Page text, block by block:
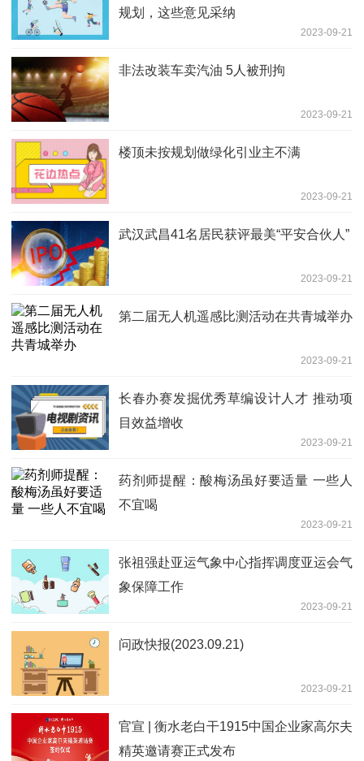
规划，这些意见采纳
2023-09-21
非法改装车卖汽油 5人被刑拘
2023-09-21
楼顶未按规划做绿化引业主不满
2023-09-21
武汉武昌41名居民获评最美“平安合伙人”
2023-09-21
第二届无人机遥感比测活动在共青城举办
2023-09-21
长春办赛发掘优秀草编设计人才 推动项
目效益增收
2023-09-21
药剂师提醒：酸梅汤虽好要适量 一些人
不宜喝
2023-09-21
张祖强赴亚运气象中心指挥调度亚运会气
象保障工作
2023-09-21
问政快报(2023.09.21)
2023-09-21
官宣 | 衡水老白干1915中国企业家高尔夫
精英邀请赛正式发布